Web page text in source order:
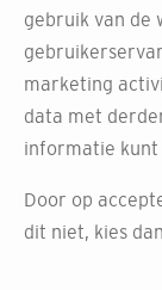
Bezoek onze
ervaren. Hier
bladeren en
met de
een 3D-
helpen je
gebruik van de
marketing
data met
informatie kunt
Door op
dit niet, kies